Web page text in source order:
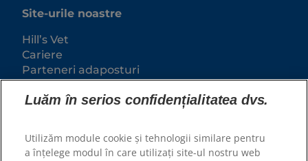
Site-urile noastre
Hill’s Vet
Cariere
Parteneri adaposturi
Luăm în serios confidențialitatea dvs.
Utilizăm module cookie și tehnologii similare pentru
a înțelege modul în care utilizați site-ul nostru web